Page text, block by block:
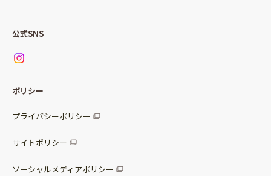
パッケージサラダ
惣菜サラダ
調味料
お問い合わせ
公式SNS
ポリシー
プライバシーポリシー
サイトポリシー
ソーシャルメディアポリシー